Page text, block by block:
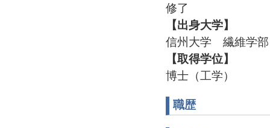
修了
【出身大学】
信州大学 繊維学
【取得学位】
博士（工学）
職歴